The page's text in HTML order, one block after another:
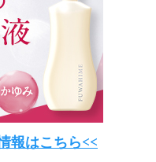
報はこちら<<